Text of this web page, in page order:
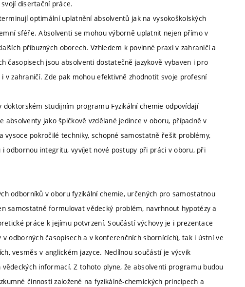
disertační práce.
optimální uplatnění absolventů jak na vysokoškolských
sféře. Absolventi se mohou výborně uplatnit nejen přímo v
příbuzných oborech. Vzhledem k povinné praxi v zahraničí a
časopisech jsou absolventi dostatečně jazykově vybaven i pro
v zahraničí. Zde pak mohou efektivně zhodnotit svoje profesní
studijním programu Fyzikální chemie odpovídají
absolventy jako špičkově vzdělané jedince v oboru, případně v
vysoce pokročilé techniky, schopné samostatně řešit problémy,
odbornou integritu, vyvíjet nové postupy při práci v oboru, při
odborníků v oboru fyzikální chemie, určených pro samostatnou
samostatně formulovat vědecký problém, navrhnout hypotézy a
práce k jejímu potvrzení. Součástí výchovy je i prezentace
odborných časopisech a v konferenčních sbornících), tak i ústní ve
vesměs v anglickém jazyce. Nedílnou součástí je výcvik
informací. Z tohoto plyne, že absolventi programu budou
činnosti založené na fyzikálně-chemických principech a